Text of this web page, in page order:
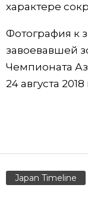
характере
Фотография к
завоевавшей
Чемпионата
24 августа
Japan Timeline